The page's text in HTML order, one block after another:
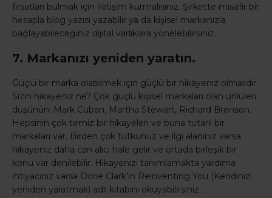
fırsatları bulmak için iletişim kurmalısınız. Şirkette misafir bir
hesapla blog yazısı yazabilir ya da kişisel markanızla
bağlayabileceğiniz dijital varlıklara yönelebilirsiniz.
7. Markanızı yeniden yaratın.
Güçlü bir marka olabilmek için güçlü bir hikayeniz olmalıdır.
Sizin hikayeniz ne? Çok güçlü kişisel markaları olan ünlüleri
düşünün: Mark Cuban, Martha Stewart, Richard Brenson.
Hepsinin çok temiz bir hikayeleri ve buna tutarlı bir
markaları var. Birden çok tutkunuz ve ilgi alanınız varsa
hikayeniz daha can alıcı hale gelir ve ortada birleşik bir
konu var denilebilir. Hikayenizi tanımlamakta yardıma
ihtiyacınız varsa Dorie Clark’ın Reinventing You (Kendinizi
yeniden yaratmak) adlı kitabını okuyabilirsiniz.